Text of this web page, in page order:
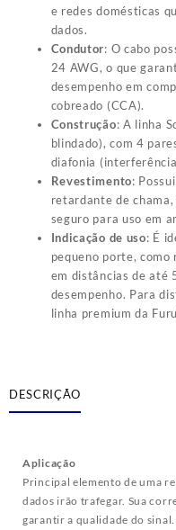
e redes domésticas
dados.
Condutor: O cabo
24 AWG, o que
desempenho em
cobreado (CCA).
Construção: A linha
blindado), com 4
diafonia
Revestimento:
retardante de
seguro para uso em
Indicação de uso: É
pequeno porte, como
em distâncias de até
desempenho. Para
linha premium da
DESCRIÇÃO
Aplicação
Principal elemento de uma
dados irão trafegar. Sua
garantir a qualidade do sinal.